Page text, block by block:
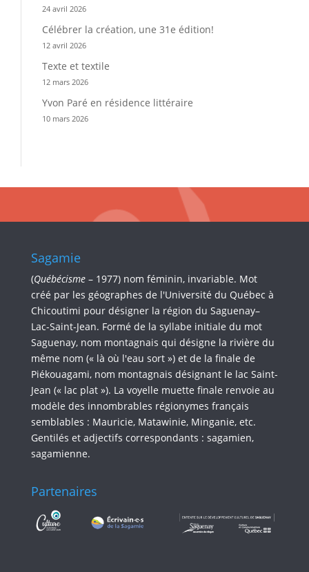
24 avril 2026
Célébrer la création, une 31e édition!
12 avril 2026
Texte et textile
12 mars 2026
Yvon Paré en résidence littéraire
10 mars 2026
Sagamie
(Québécisme – 1977) nom féminin, invariable. Mot
créé par les géographes de l'Université du Québec à
Chicoutimi pour désigner la région du Saguenay–
Lac-Saint-Jean. Formé de la syllabe initiale du mot
Saguenay, nom montagnais qui désigne la rivière du
même nom (« là où l'eau sort ») et de la finale de
Piékouagami, nom montagnais désignant le lac Saint-
Jean (« lac plat »). La voyelle muette finale renvoie au
modèle des innombrables régionymes français
semblables : Mauricie, Matawinie, Minganie, etc.
Gentilés et adjectifs correspondants : sagamien,
sagamienne.
Partenaires